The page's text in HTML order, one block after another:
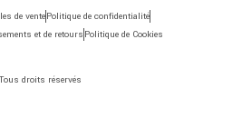
droits réservés
de ventePolitique de confidentialité
et de retours Politique de Cookies